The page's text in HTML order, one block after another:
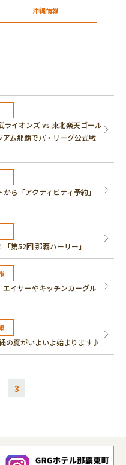
沖縄情報
ライオンズ vs 東北楽天ゴール
ム那覇でパ・リーグ公式戦
ら「アクティビティ予約」
第52回 那覇ハーリー」
イサーやキッチンカーグル
の夏がいよいよ始まります♪
3